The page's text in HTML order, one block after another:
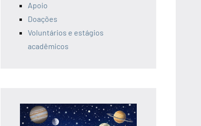
Apoio
Doações
Voluntários e estágios
acadêmicos